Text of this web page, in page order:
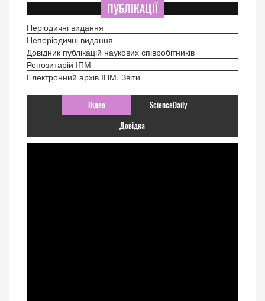
ПУБЛІКАЦІЇ
Періодичні видання
Неперіодичні видання
Довідник публікацій наукових співробітників
Репозитарій ІПМ
Електронний архів ІПМ. Звіти
Відео ScienceDaily
Довідка